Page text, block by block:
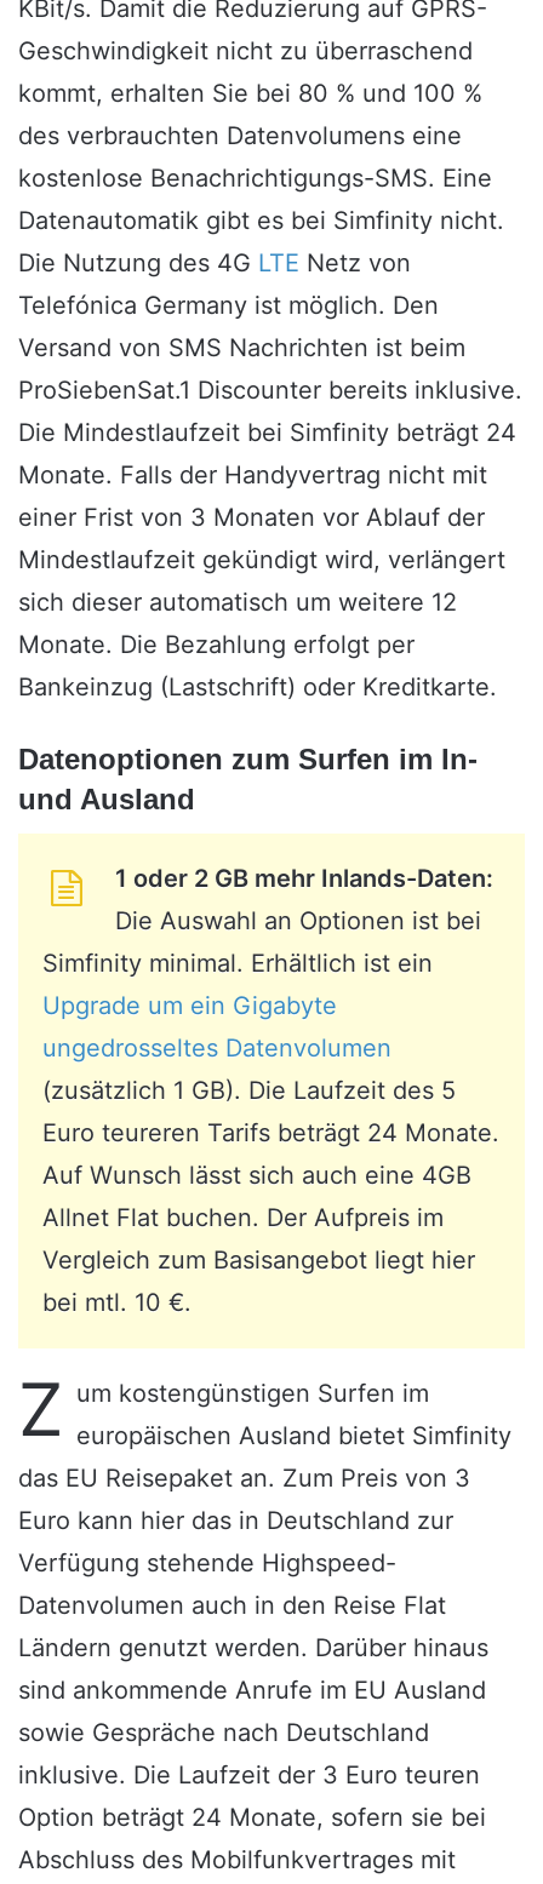
KBit/s. Damit die Reduzierung auf GPRS-
Geschwindigkeit nicht zu überraschend
kommt, erhalten Sie bei 80 % und 100 %
des verbrauchten Datenvolumens eine
kostenlose Benachrichtigungs-SMS. Eine
Datenautomatik gibt es bei Simfinity nicht.
Die Nutzung des 4G LTE Netz von
Telefónica Germany ist möglich. Den
Versand von SMS Nachrichten ist beim
ProSiebenSat.1 Discounter bereits inklusive.
Die Mindestlaufzeit bei Simfinity beträgt 24
Monate. Falls der Handyvertrag nicht mit
einer Frist von 3 Monaten vor Ablauf der
Mindestlaufzeit gekündigt wird, verlängert
sich dieser automatisch um weitere 12
Monate. Die Bezahlung erfolgt per
Bankeinzug (Lastschrift) oder Kreditkarte.
Datenoptionen zum Surfen im In-
und Ausland
1 oder 2 GB mehr Inlands-Daten:
Die Auswahl an Optionen ist bei
Simfinity minimal. Erhältlich ist ein
Upgrade um ein Gigabyte
ungedrosseltes Datenvolumen
(zusätzlich 1 GB). Die Laufzeit des 5
Euro teureren Tarifs beträgt 24 Monate.
Auf Wunsch lässt sich auch eine 4GB
Allnet Flat buchen. Der Aufpreis im
Vergleich zum Basisangebot liegt hier
bei mtl. 10 €.
Z
um kostengünstigen Surfen im
europäischen Ausland bietet Simfinity
das EU Reisepaket an. Zum Preis von 3
Euro kann hier das in Deutschland zur
Verfügung stehende Highspeed-
Datenvolumen auch in den Reise Flat
Ländern genutzt werden. Darüber hinaus
sind ankommende Anrufe im EU Ausland
sowie Gespräche nach Deutschland
inklusive. Die Laufzeit der 3 Euro teuren
Option beträgt 24 Monate, sofern sie bei
Abschluss des Mobilfunkvertrages mit